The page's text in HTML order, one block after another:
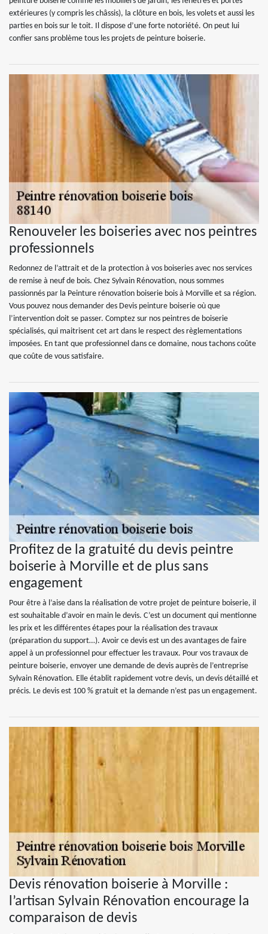
extérieures (y compris les châssis), la clôture en bois, les volets et aussi les
parties en bois sur le toit. Il dispose d’une forte notoriété. On peut lui
confier sans problème tous les projets de peinture boiserie.
Renouveler les boiseries avec nos peintres
professionnels
Redonnez de l’attrait et de la protection à vos boiseries avec nos services
de remise à neuf de bois. Chez Sylvain Rénovation, nous sommes
passionnés par la Peinture rénovation boiserie bois à Morville et sa région.
Vous pouvez nous demander des Devis peinture boiserie où que
l’intervention doit se passer. Comptez sur nos peintres de boiserie
spécialisés, qui maitrisent cet art dans le respect des règlementations
imposées. En tant que professionnel dans ce domaine, nous tachons coûte
que coûte de vous satisfaire.
Profitez de la gratuité du devis peintre
boiserie à Morville et de plus sans
engagement
Pour être à l’aise dans la réalisation de votre projet de peinture boiserie, il
est souhaitable d’avoir en main le devis. C’est un document qui mentionne
les prix et les différentes étapes pour la réalisation des travaux
(préparation du support…). Avoir ce devis est un des avantages de faire
appel à un professionnel pour effectuer les travaux. Pour vos travaux de
peinture boiserie, envoyer une demande de devis auprès de l’entreprise
Sylvain Rénovation. Elle établit rapidement votre devis, un devis détaillé et
précis. Le devis est 100 % gratuit et la demande n’est pas un engagement.
Devis rénovation boiserie à Morville :
l’artisan Sylvain Rénovation encourage la
comparaison de devis